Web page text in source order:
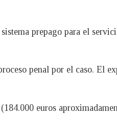
prepago para el
penal por el caso. El
euros